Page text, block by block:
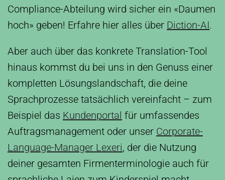
Compliance-Abteilung wird sicher ein «Daumen
hoch» geben! Erfahre hier alles über Diction-AI.
Aber auch über das konkrete Translation-Tool
hinaus kommst du bei uns in den Genuss einer
kompletten Lösungslandschaft, die deine
Sprachprozesse tatsächlich vereinfacht – zum
Beispiel das Kundenportal für umfassendes
Auftragsmanagement oder unser Corporate-
Language-Manager Lexeri, der die Nutzung
deiner gesamten Firmenterminologie auch für